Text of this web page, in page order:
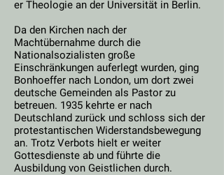
er Theologie an der Universität in Berlin.
Da den Kirchen nach der
Machtübernahme durch die
Nationalsozialisten große
Einschränkungen auferlegt wurden, ging
Bonhoeffer nach London, um dort zwei
deutsche Gemeinden als Pastor zu
betreuen. 1935 kehrte er nach
Deutschland zurück und schloss sich der
protestantischen Widerstandsbewegung
an. Trotz Verbots hielt er weiter
Gottesdienste ab und führte die
Ausbildung von Geistlichen durch.